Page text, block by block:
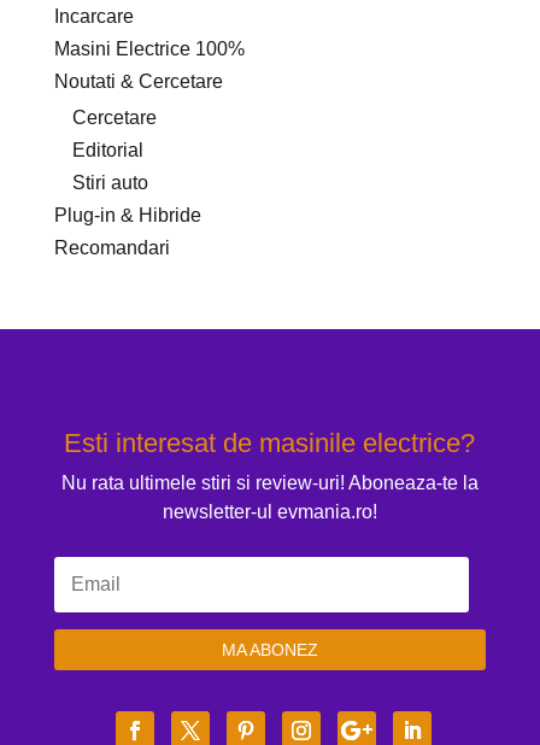
Incarcare
Masini Electrice 100%
Noutati & Cercetare
Cercetare
Editorial
Stiri auto
Plug-in & Hibride
Recomandari
Esti interesat de masinile electrice?
Nu rata ultimele stiri si review-uri! Aboneaza-te la
newsletter-ul evmania.ro!
MA ABONEZ